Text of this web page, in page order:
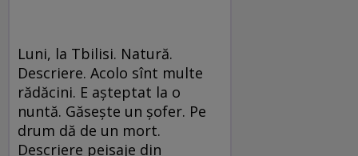
Luni, la Tbilisi. Natură.
Descriere. Acolo sînt multe
rădăcini. E aşteptat la o
nuntă. Găseşte un şofer. Pe
drum dă de un mort.
Descriere peisaje din